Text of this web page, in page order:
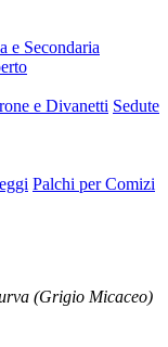
e Secondaria
e Divanetti Sedute
Palchi per Comizi
(Grigio Micaceo)